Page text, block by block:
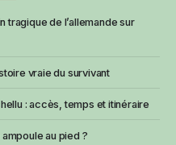
tragique de l’allemande sur
vraie du survivant
: accès, temps et itinéraire
au pied ?